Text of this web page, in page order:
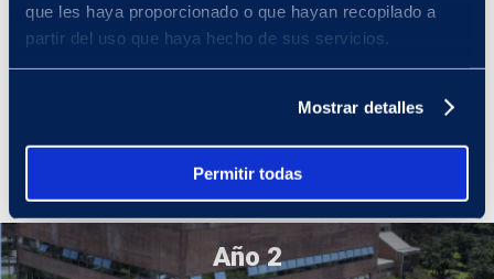
que les haya proporcionado o que hayan recopilado a
partir del uso que haya hecho de sus servicios.
Mostrar detalles
Permitir todas
En tu primer año de Estudios Generales Ciencias, podrás
adaptarte a la vida universitaria fortaleciendo tu formación básica
general, tanto en el aspecto humano como científico, y tu
desenvolverte con responsabilidad e iniciativa en tu aprendizaje al
académicas, contando con la guía de tus docentes.
Año 2